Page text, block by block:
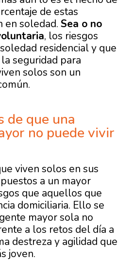
de estas
en soledad.Sea o no
, los riesgos
residencial y que
seguridad para
solos son un
de que una
no puede vivir
viven solos en sus
a un mayor
que aquellos que
domiciliaria. Ello se
mayor sola no
a los retos del día a
destreza y agilidad que
joven.